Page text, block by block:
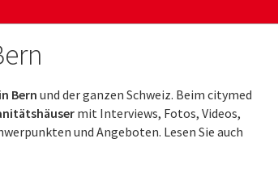
Bern und der ganzen Schweiz. Beim citymed
mit Interviews, Fotos, Videos,
und Angeboten. Lesen Sie auch